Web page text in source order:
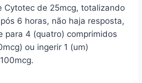
Cytotec de 25mcg, totalizando
6 horas, não haja resposta,
para 4 (quatro) comprimidos
ou ingerir 1 (um)